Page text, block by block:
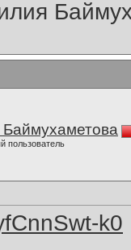
пользователь
k0